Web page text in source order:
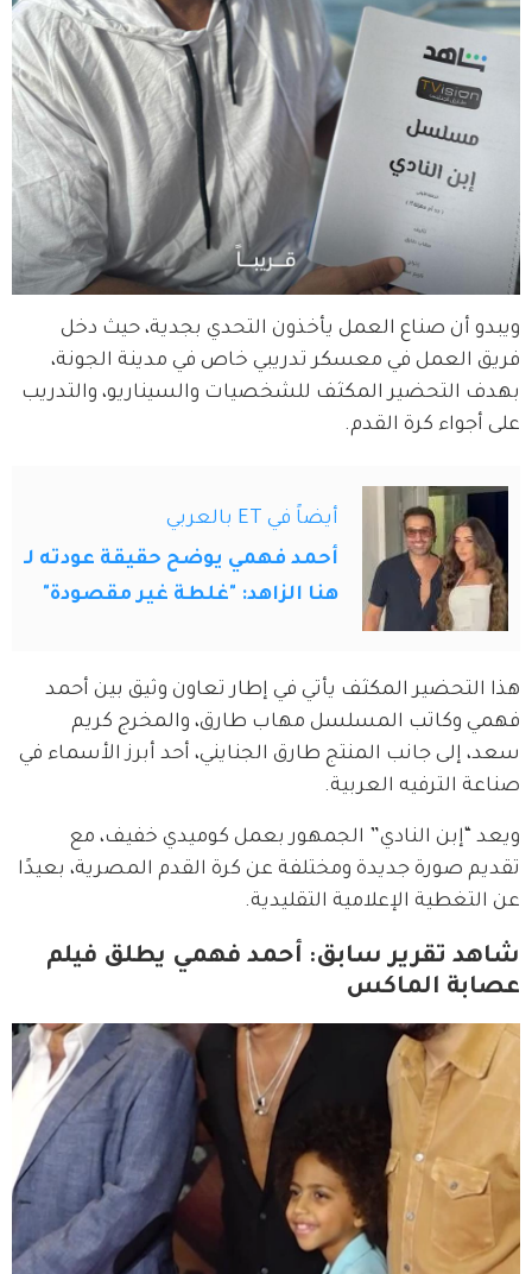
ويبدو أن صناع العمل يأخذون التحدي بجدية، حيث دخل
فريق العمل في معسكر تدريبي خاص في مدينة الجونة،
بهدف التحضير المكثف للشخصيات والسيناريو، والتدريب
على أجواء كرة القدم.
أيضاً في ET بالعربي
أحمد فهمي يوضح حقيقة عودته لـ
هنا الزاهد: "غلطة غير مقصودة"
هذا التحضير المكثف يأتي في إطار تعاون وثيق بين أحمد
فهمي وكاتب المسلسل مهاب طارق، والمخرج كريم
سعد، إلى جانب المنتج طارق الجنايني، أحد أبرز الأسماء في
صناعة الترفيه العربية.
ويعد “إبن النادي” الجمهور بعمل كوميدي خفيف، مع
تقديم صورة جديدة ومختلفة عن كرة القدم المصرية، بعيدًا
عن التغطية الإعلامية التقليدية.
شاهد تقرير سابق: أحمد فهمي يطلق فيلم
عصابة الماكس